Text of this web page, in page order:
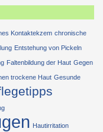
Kontaktekzem chronische
Entstehung von Pickeln
Faltenbildung der Haut Gegen
trockene Haut Gesunde
Hautirritation